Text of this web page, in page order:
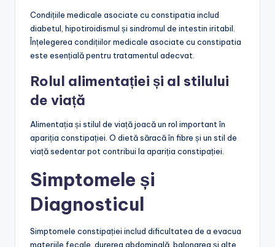
Condițiile medicale asociate cu constipatia includ
diabetul, hipotiroidismul și sindromul de intestin iritabil.
Înțelegerea condițiilor medicale asociate cu constipatia
este esențială pentru tratamentul adecvat.
Rolul alimentației și al stilului
de viață
Alimentația și stilul de viață joacă un rol important în
apariția constipației. O dietă săracă în fibre și un stil de
viață sedentar pot contribui la apariția constipației.
Simptomele și
Diagnosticul
Simptomele constipației includ dificultatea de a evacua
materiile fecale, durerea abdominală, balonarea și alte